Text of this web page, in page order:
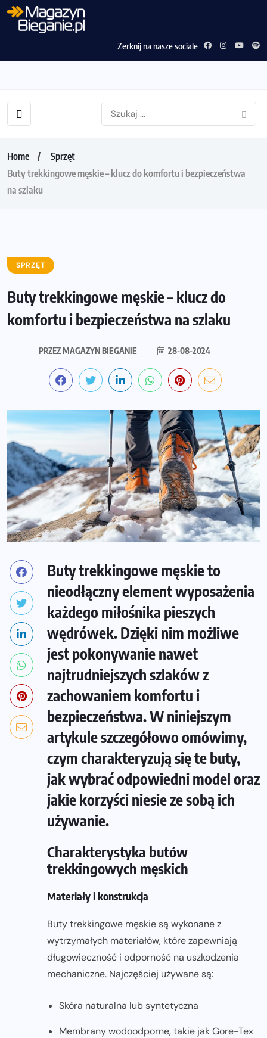
Zerknij na nasze sociale
Home
Sprzęt
Buty trekkingowe męskie – klucz do komfortu i bezpieczeństwa
na szlaku
SPRZĘT
Buty trekkingowe męskie – klucz do
komfortu i bezpieczeństwa na szlaku
PRZEZMAGAZYN BIEGANIE 28-08-2024
Buty trekkingowe męskie to
nieodłączny element wyposażenia
każdego miłośnika pieszych
wędrówek. Dzięki nim możliwe
jest pokonywanie nawet
najtrudniejszych szlaków z
zachowaniem komfortu i
bezpieczeństwa. W niniejszym
artykule szczegółowo omówimy,
czym charakteryzują się te buty,
jak wybrać odpowiedni model oraz
jakie korzyści niesie ze sobą ich
używanie.
Charakterystyka butów
trekkingowych męskich
Materiały i konstrukcja
Buty trekkingowe męskie są wykonane z
wytrzymałych materiałów, które zapewniają
długowieczność i odporność na uszkodzenia
mechaniczne. Najczęściej używane są:
Skóra naturalna lub syntetyczna
Membrany wodoodporne, takie jak Gore-Tex